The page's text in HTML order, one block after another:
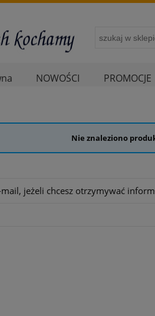
NOWOŚCI PROMOCJE
Nie znaleziono
jeżeli chcesz otrzymywać